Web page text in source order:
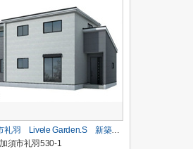
加須市礼羽 Livele Garden.S 新築戸建 全2棟 1号棟
須市礼羽530-1